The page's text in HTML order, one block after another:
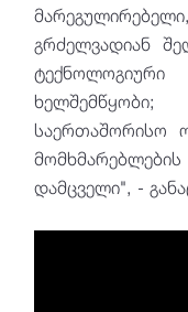
გრძელვადიან
ხელშემწყობი;
საერთაშორისო
დამცველი", -